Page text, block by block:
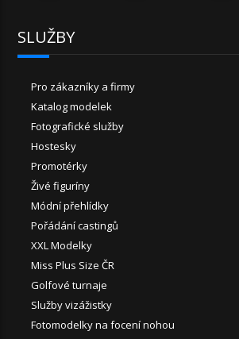
SLUŽBY
Pro zákazníky a firmy
Katalog modelek
Fotografické služby
Hostesky
Promotérky
Živé figuríny
Módní přehlídky
Pořádání castingů
XXL Modelky
Miss Plus Size ČR
Golfové turnaje
Služby vizážistky
Fotomodelky na focení nohou